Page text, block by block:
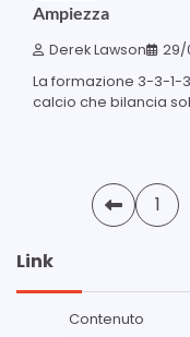
Ampiezza
Derek Lawson 29/
La formazione 3-3-1-
calcio che bilancia
1
Link
Contenuto